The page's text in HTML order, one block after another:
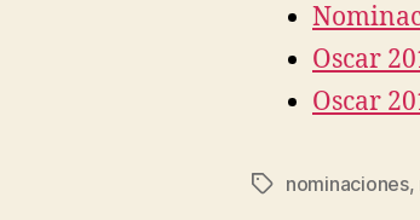
Oscar
Oscar
Etiquetas
nominaciones,